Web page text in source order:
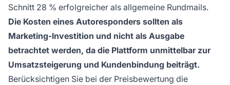
Schnitt 28 % erfolgreicher als allgemeine Rundmails.
Die Kosten eines Autoresponders sollten als
Marketing-Investition und nicht als Ausgabe
betrachtet werden, da die Plattform unmittelbar zur
Umsatzsteigerung und Kundenbindung beiträgt.
Berücksichtigen Sie bei der Preisbewertung die